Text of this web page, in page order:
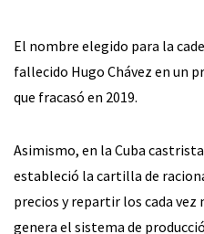
El nombre elegido para la
fallecido Hugo Chávez en un
que fracasó en 2019.
Asimismo, en la Cuba
estableció la cartilla de
precios y repartir los cada vez
genera el sistema de